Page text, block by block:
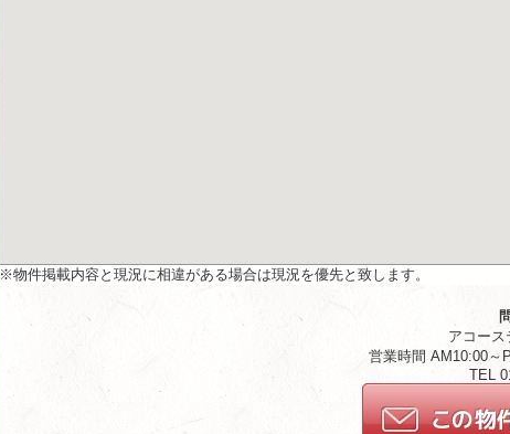
※物件掲載内容と現況に相違がある場合は現況を優先と致します。
アコース
営業時間 AM10:00
TEL